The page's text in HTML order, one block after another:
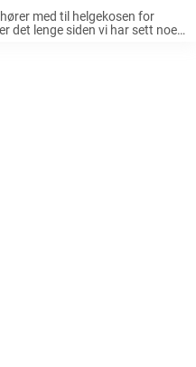
med til helgekosen for
det lenge siden vi har sett noe